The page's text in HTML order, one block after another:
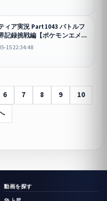
ィア実況 Part1043 バトルフ
記録挑戦編【ポケモンエメラ
15 22:34:48
6 7 8 9
10
動画を探す